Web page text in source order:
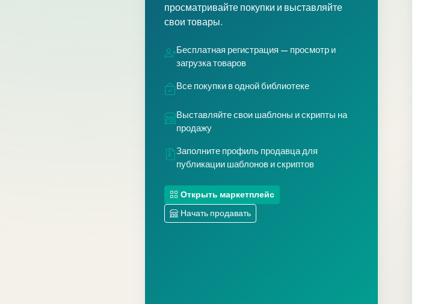
просматривайте покупки и выставляйте
свои товары.
Бесплатная регистрация — просмотр и
загрузка товаров
Все покупки в одной библиотеке
Выставляйте свои шаблоны и скрипты на
продажу
Заполните профиль продавца для
публикации шаблонов и скриптов
Открыть маркетплейс
Начать продавать